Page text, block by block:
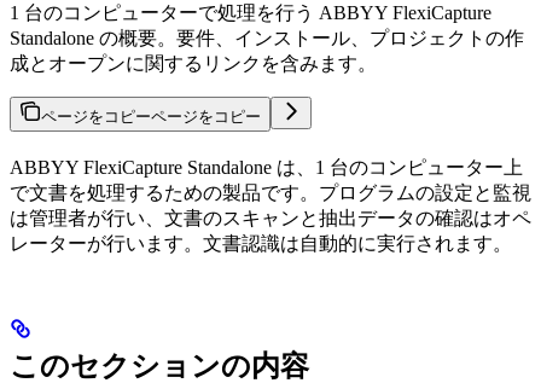
1 台のコンピューターで処理を行う ABBYY FlexiCapture
Standalone の概要。要件、インストール、プロジェクトの作
成とオープンに関するリンクを含みます。
ページをコピーページをコピー
ABBYY FlexiCapture Standalone は、1 台のコンピューター上
で文書を処理するための製品です。プログラムの設定と監視
は管理者が行い、文書のスキャンと抽出データの確認はオペ
レーターが行います。文書認識は自動的に実行されます。
このセクションの内容